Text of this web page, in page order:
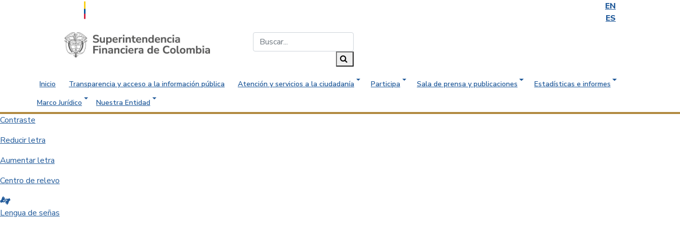
EN
ES
Saltar al contenido principal
Inicio Transparencia y acceso a la información pública Atención y servicios a la ciudadanía Participa Sala de prensa y publicaciones
Estadísticas e informes
Marco Jurídico
Nuestra Entidad
Contraste
Reducir letra
Aumentar letra
Centro de relevo
Lengua de señas